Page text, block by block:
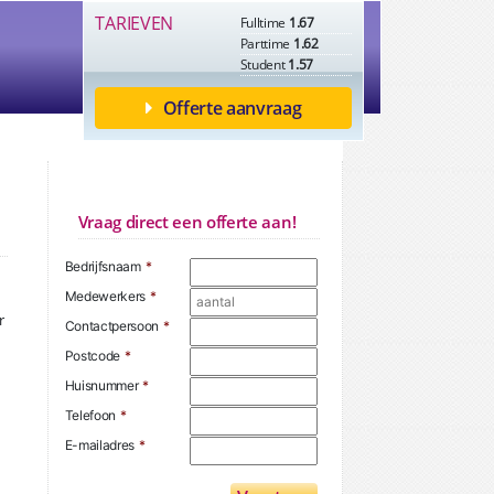
TARIEVEN Fulltime 1.67
Parttime 1.62
Student1.57
Offerte aanvraag
Vraag direct een offerte aan!
Bedrijfsnaam *
Medewerkers *
Contactpersoon *
Postcode *
Huisnummer *
Telefoon *
E-mailadres *